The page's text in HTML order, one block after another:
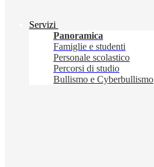
Servizi
Panoramica
Famiglie e studenti
Personale scolastico
Percorsi di studio
Bullismo e Cyberbullismo